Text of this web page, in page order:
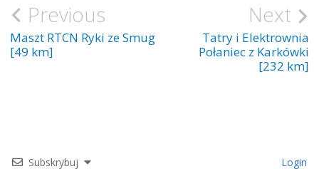
Nawigacja
wpisu
Previous
Maszt RTCN Ryki ze Smug
[49 km]
Next
Tatry i Elektrownia
Połaniec z Karkówki
[232 km]
Subskrybuj Login